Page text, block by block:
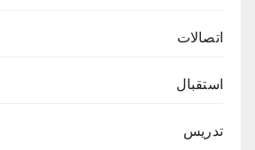
اتصالات
استقبال
تدريس